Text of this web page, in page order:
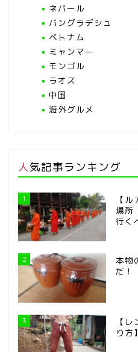
ネパール
バングラデシュ
ベトナム
ミャンマー
モンゴル
ラオス
中国
海外グルメ
人気記事ランキング
1
【
場所
行く
2
本物
だ！
3
【
り方】